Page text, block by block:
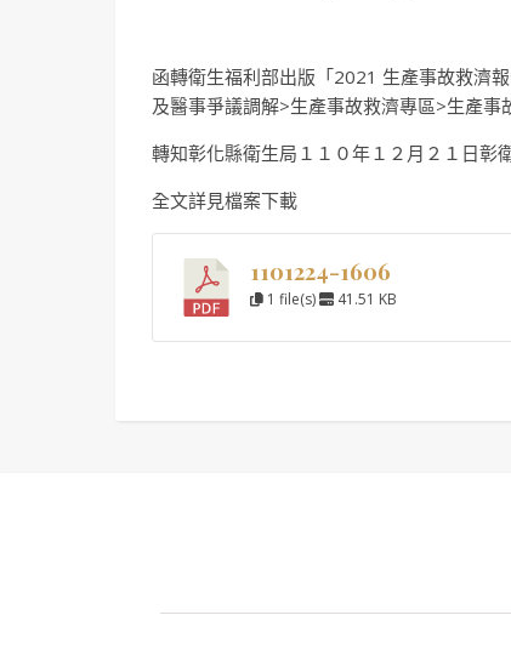
函轉衛生福利部出版「2021 生產事故救濟
及醫事爭議調解>生產事故救濟專區>生產事
轉知彰化縣衛生局１１０年１２月２１日彰
全文詳見檔案下載
1101224-1606
1 file(s) 41.51 KB